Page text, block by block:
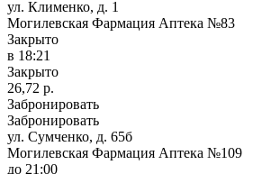
ул. Клименко, д. 1
Могилевская Фармация Аптека №83
Закрыто
в 18:21
Закрыто
26,72 р.
Забронировать
Забронировать
ул. Сумченко, д. 65б
Могилевская Фармация Аптека №109
до 21:00